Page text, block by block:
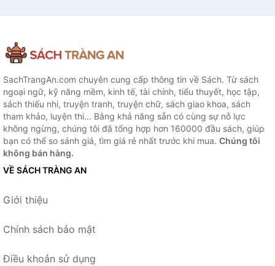
SachTrangAn.com chuyên cung cấp thông tin về Sách. Từ sách
ngoại ngữ, kỹ năng mềm, kinh tế, tài chính, tiểu thuyết, học tập,
sách thiếu nhi, truyện tranh, truyện chữ, sách giao khoa, sách
tham khảo, luyện thi... Bằng khả năng sẵn có cùng sự nỗ lực
không ngừng, chúng tôi đã tổng hợp hơn 160000 đầu sách, giúp
bạn có thể so sánh giá, tìm giá rẻ nhất trước khi mua. Chúng tôi
không bán hàng.
VỀ SÁCH TRÀNG AN
Giới thiệu
Chính sách bảo mật
Điều khoản sử dụng